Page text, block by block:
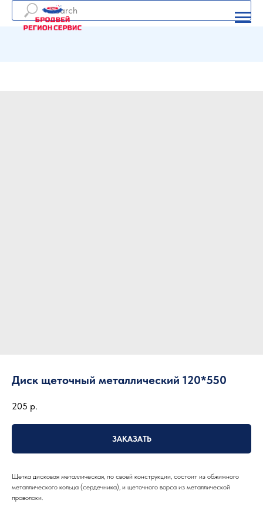
Диск щеточный металлический 120*550
205 р.
ЗАКАЗАТЬ
Щетка дисковая металлическая, по своей конструкции, состоит из обжимного
металлического кольца (сердечника), и щеточного ворса из металлической
проволоки.